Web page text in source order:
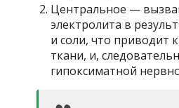
Центральное —
электролита в
и соли, что приводит
ткани, и,
гипоксиматной